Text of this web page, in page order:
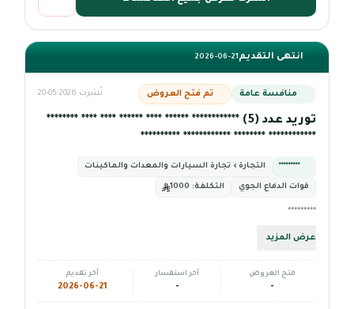
انتهى التقديم2026-06-21
منافسة عامة تم فتح العروض نُشرت 2026-05-20
توريد عدد (5) ************ ****** **** ****** **** **** ********
************ ******** ************ **********
********* التجارة › تجارة السيارات والمعدات والماكينات
قوات الدفاع الجوي التكلفة:
*********
عرض المزيد
فتح العروض
-
آخر استفسار
-
آخر تقديم
2026-06-21